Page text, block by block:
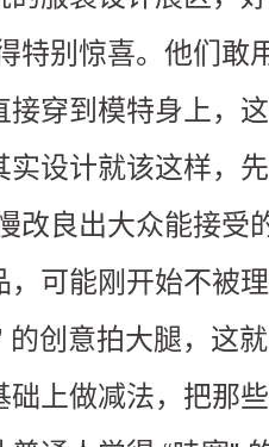
特别惊喜。他们敢
接穿到模特身上，
设计就该这样，
改良出大众能接受
，可能刚开始不被
的创意拍大腿，这
础上做减法，把那